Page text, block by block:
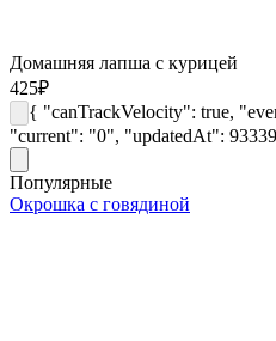
Домашняя лапша с курицей
425₽
{ "canTrackVelocity": true,
"current": "0", "updatedAt":
Популярные
Окрошка с говядиной